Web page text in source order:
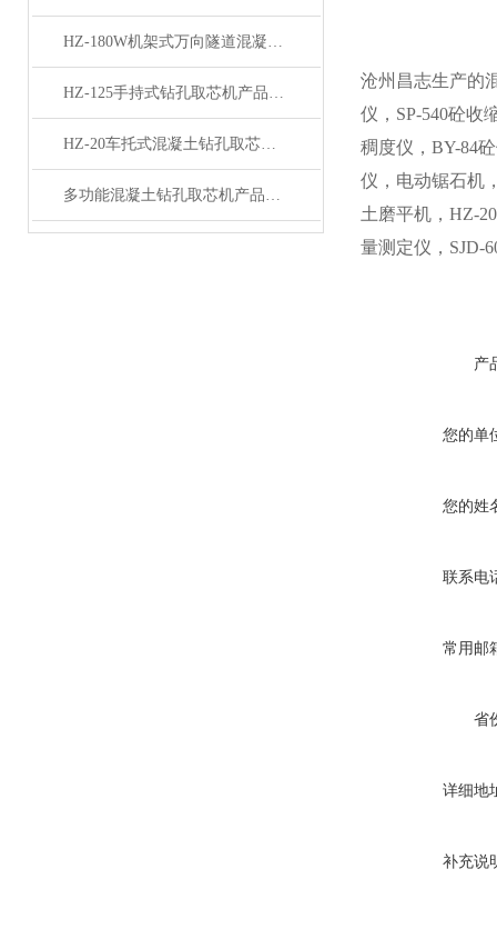
HZ-180W机架式万向隧道混凝土钻孔取芯机 钻机产品展示
HZ-125手持式钻孔取芯机产品展示
HZ-20车托式混凝土钻孔取芯机产品展示
多功能混凝土钻孔取芯机产品展示
沧州昌志生产的
仪，SP-540砼收
稠度仪，BY-84
仪，电动锯石机
土磨平机，HZ-
量测定仪，SJD-
产
您的单
您的姓
联系电
常用邮
省
详细地
补充说